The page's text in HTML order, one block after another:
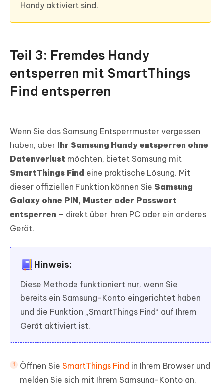
Handy aktiviert sind.
Teil 3: Fremdes Handy
entsperren mit SmartThings
Find entsperren
Wenn Sie das Samsung Entsperrmuster vergessen
haben, aber Ihr Samsung Handy entsperren ohne
Datenverlust möchten, bietet Samsung mit
SmartThings Find eine praktische Lösung. Mit
dieser offiziellen Funktion können Sie Samsung
Galaxy ohne PIN, Muster oder Passwort
entsperren – direkt über Ihren PC oder ein anderes
Gerät.
Hinweis:
Diese Methode funktioniert nur, wenn Sie
bereits ein Samsung-Konto eingerichtet haben
und die Funktion „SmartThings Find“ auf Ihrem
Gerät aktiviert ist.
Öffnen Sie SmartThings Find in Ihrem Browser und
melden Sie sich mit Ihrem Samsung-Konto an.